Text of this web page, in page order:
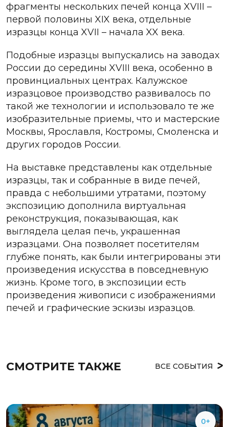
фрагменты нескольких печей конца XVIII –
первой половины XIX века, отдельные
изразцы конца XVII – начала XX века.
Подобные изразцы выпускались на заводах
России до середины XVIII века, особенно в
провинциальных центрах. Калужское
изразцовое производство развивалось по
такой же технологии и использовало те же
изобразительные приемы, что и мастерские
Москвы, Ярославля, Костромы, Смоленска и
других городов России.
На выставке представлены как отдельные
изразцы, так и собранные в виде печей,
правда с небольшими утратами, поэтому
экспозицию дополнила виртуальная
реконструкция, показывающая, как
выглядела целая печь, украшенная
изразцами. Она позволяет посетителям
глубже понять, как были интегрированы эти
произведения искусства в повседневную
жизнь. Кроме того, в экспозиции есть
произведения живописи с изображениями
печей и графические эскизы изразцов.
СМОТРИТЕ ТАКЖЕ ВСЕ СОБЫТИЯ
0+